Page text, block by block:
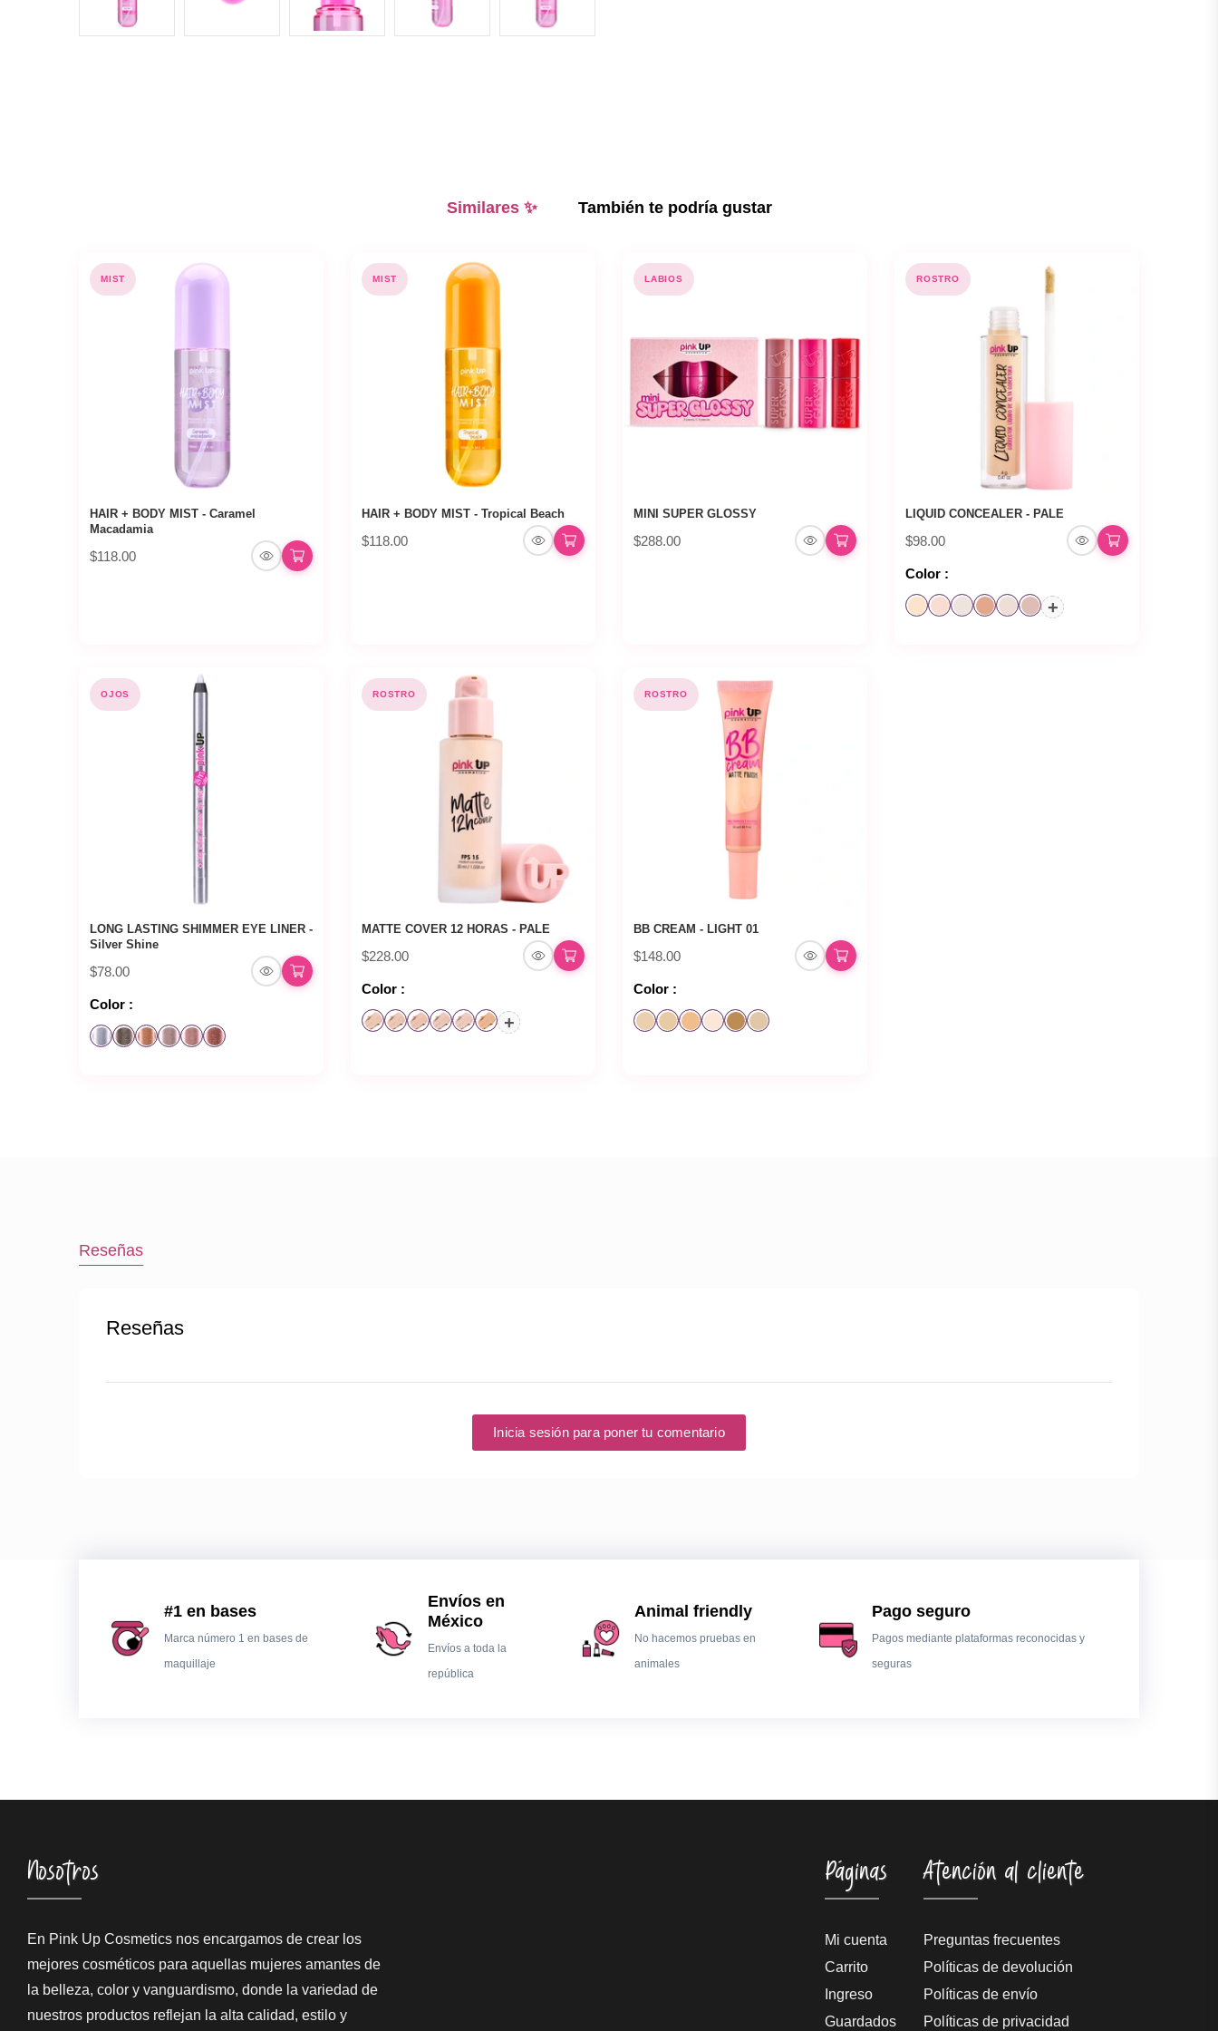
Similares ✨ También te podría gustar
MIST
HAIR + BODY MIST - Caramel
Macadamia
$118.00
MIST
HAIR + BODY MIST - Tropical Beach
$118.00
LABIOS
MINI SUPER GLOSSY
$288.00
ROSTRO
LIQUID CONCEALER - PALE
$98.00
Color :
+
OJOS
LONG LASTING SHIMMER EYE LINER -
Silver Shine
$78.00
Color :
ROSTRO
MATTE COVER 12 HORAS - PALE
$228.00
Color :
+
ROSTRO
BB CREAM - LIGHT 01
$148.00
Color :
Reseñas
Reseñas
Inicia sesión para poner tu comentario
#1 en bases
Marca número 1 en bases de
maquillaje
Envíos en
México
Envíos a toda la
república
Animal friendly
No hacemos pruebas en
animales
Pago seguro
Pagos mediante plataformas reconocidas y
seguras
Nosotros
En Pink Up Cosmetics nos encargamos de crear los
mejores cosméticos para aquellas mujeres amantes de
la belleza, color y vanguardismo, donde la variedad de
nuestros productos reflejan la alta calidad, estilo y
Páginas
Mi cuenta
Carrito
Ingreso
Guardados
Atención al cliente
Preguntas frecuentes
Políticas de devolución
Políticas de envío
Políticas de privacidad